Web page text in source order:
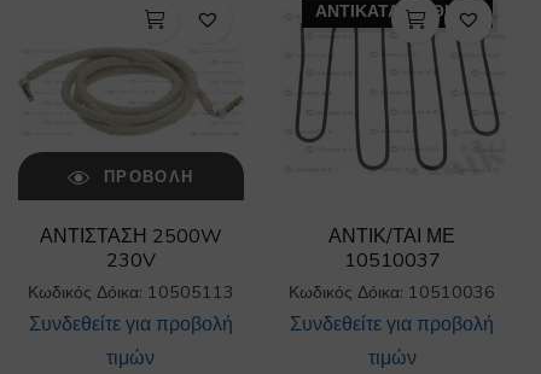
ΠΡΟΒΟΛΉ
ΑΝΤΙΣΤΑΣΗ 2500W
230V
Κωδικός Δόικα: 10505113
Συνδεθείτε για προβολή
τιμών
ΑΝΤΙΚΑΤΑΣΤΑΘΗΚΕ
ΑΝΤΙΚ/ΤΑΙ ΜΕ
10510037
Κωδικός Δόικα: 10510036
Συνδεθείτε για προβολή
τιμών